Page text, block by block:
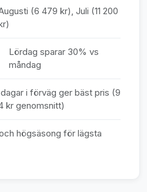
(6 479 kr), Juli (11 200
Lördag sparar 30% vs
måndag
i förväg ger bäst pris (9
kr genomsnitt)
högsäsong för lägsta